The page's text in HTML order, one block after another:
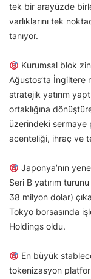
tek bir arayüzde
varlıklarını tek
tanıyor.
Kurumsal blok
Ağustos’ta İngiltere
stratejik yatırım
ortaklığına
üzerindeki sermaye
acenteliği, ihraç ve
Japonya’nın
Seri B yatırım
38 milyon dolar)
Tokyo borsasında
Holdings oldu.
En büyük
tokenizasyon